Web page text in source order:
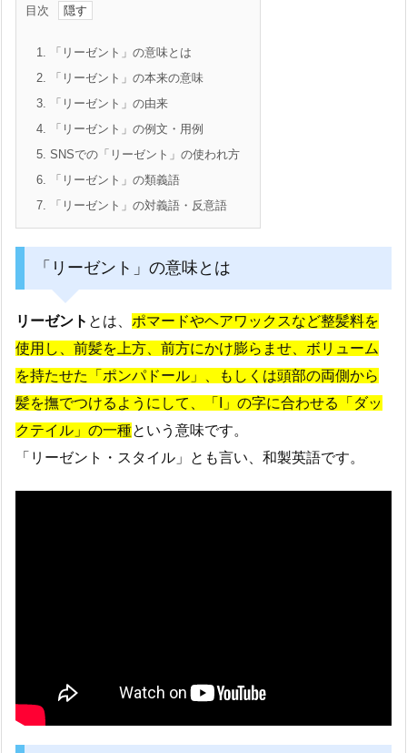
目次
1. 「リーゼント」の意味とは
2. 「リーゼント」の本来の意味
3. 「リーゼント」の由来
4. 「リーゼント」の例文・用例
5. SNSでの「リーゼント」の使われ方
6. 「リーゼント」の類義語
7. 「リーゼント」の対義語・反意語
「リーゼント」の意味とは
リーゼント とは、 ポマードやヘアワックスなど整髪料を
使用し、前髪を上方、前方にかけ膨らませ、ボリューム
を持たせた「ポンパドール」、もしくは頭部の両側から
髪を撫でつけるようにして、「I」の字に合わせる「ダッ
クテイル」の一種という意味です。
「リーゼント・スタイル」とも言い、和製英語です。